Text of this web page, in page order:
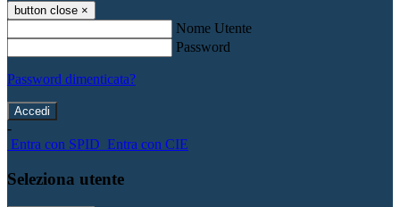
button close ×
Nome Utente
Password
Password dimenticata?
-
Entra con SPID Entra con CIE
Seleziona utente